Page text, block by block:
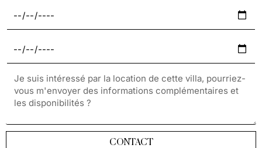
CONTACT